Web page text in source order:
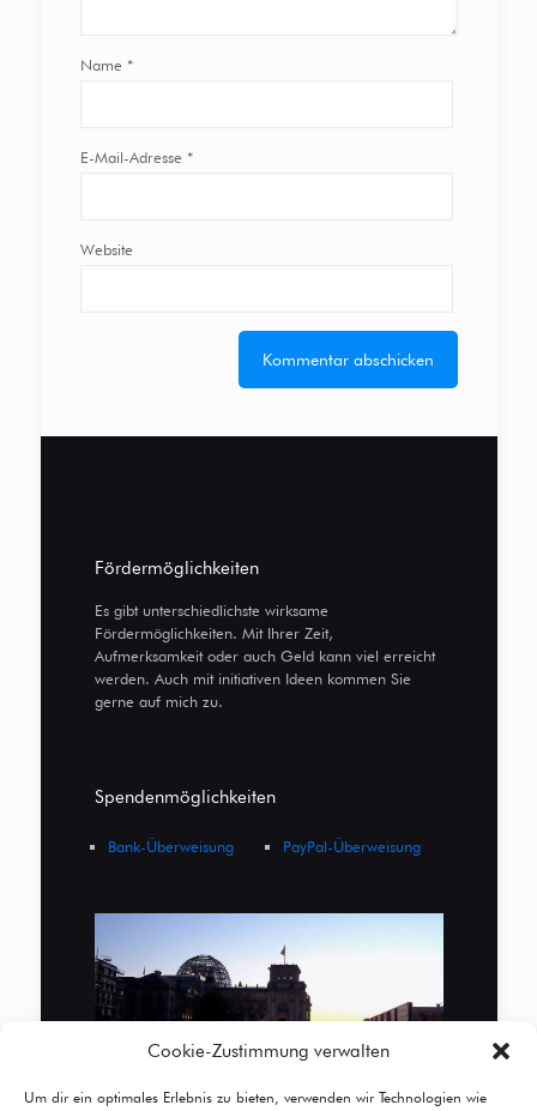
Cookie-Zustimmung verwalten
Um dir ein optimales Erlebnis zu bieten, verwenden wir Technologien wie
Name *
E-Mail-Adresse *
Website
Fördermöglichkeiten
Es gibt unterschiedlichste wirksame
Fördermöglichkeiten. Mit Ihrer Zeit,
Aufmerksamkeit oder auch Geld kann viel erreicht
werden. Auch mit initiativen Ideen kommen Sie
gerne auf mich zu.
Spendenmöglichkeiten
Bank-Überweisung PayPal-Überweisung